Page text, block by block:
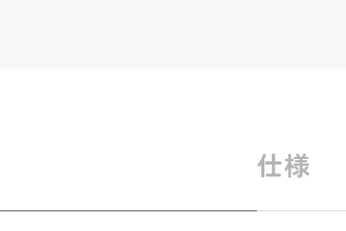
仕様